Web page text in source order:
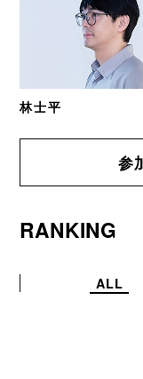
林士平
参
RANKING
ALL